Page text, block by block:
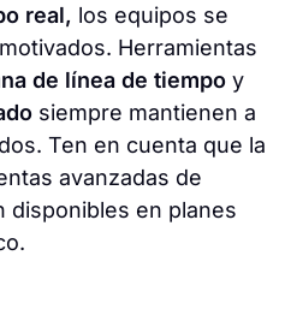
real, los equipos se
Herramientas
de línea de tiempo y
siempre mantienen a
Ten en cuenta que la
avanzadas de
disponibles en planes